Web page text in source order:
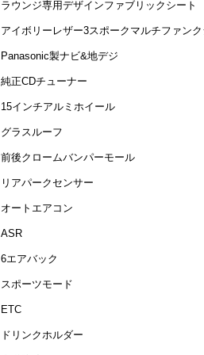
ラウンジ専用デザインファブリックシート
アイボリーレザー3スポークマルチファン
Panasonic製ナビ&地デジ
純正CDチューナー
15インチアルミホイール
グラスルーフ
前後クロームバンパーモール
リアパークセンサー
オートエアコン
ASR
6エアバック
スポーツモード
ETC
ドリンクホルダー